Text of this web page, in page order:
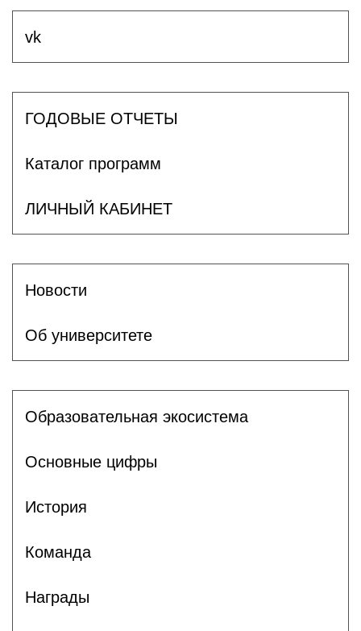
vk
ГОДОВЫЕ ОТЧЕТЫ
Каталог программ
ЛИЧНЫЙ КАБИНЕТ
Новости
Об университете
Образовательная экосистема
Основные цифры
История
Команда
Награды